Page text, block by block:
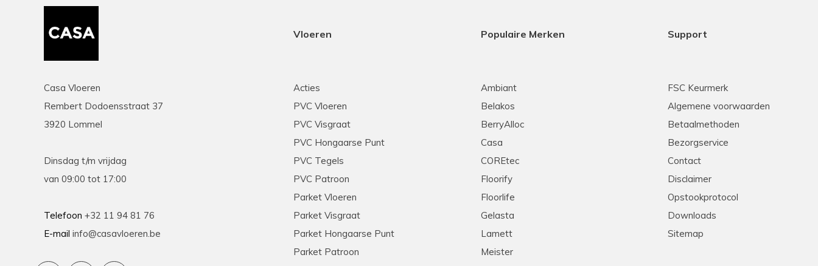
Casa Vloeren
Rembert Dodoensstraat 37
3920 Lommel
Dinsdag t/m vrijdag
van 09:00 tot 17:00
Telefoon +32 11 94 81 76
E-mail info@casavloeren.be
Vloeren
Acties
PVC Vloeren
PVC Visgraat
PVC Hongaarse Punt
PVC Tegels
PVC Patroon
Parket Vloeren
Parket Visgraat
Parket Hongaarse Punt
Parket Patroon
Populaire Merken
Ambiant
Belakos
BerryAlloc
Casa
COREtec
Floorify
Floorlife
Gelasta
Lamett
Meister
Support
FSC Keurmerk
Algemene voorwaarden
Betaalmethoden
Bezorgservice
Contact
Disclaimer
Opstookprotocol
Downloads
Sitemap